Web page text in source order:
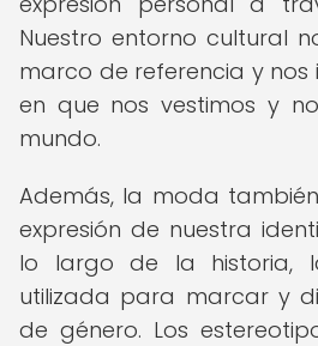
Nuestro entorno cultural
marco de referencia y nos
en que nos vestimos y
mundo.
Además, la moda
expresión de nuestra
lo largo de la historia,
utilizada para marcar y
de género. Los